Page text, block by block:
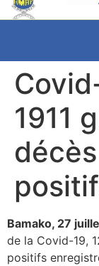
1911
Bamako, 27
de la Covid-19,
positifs